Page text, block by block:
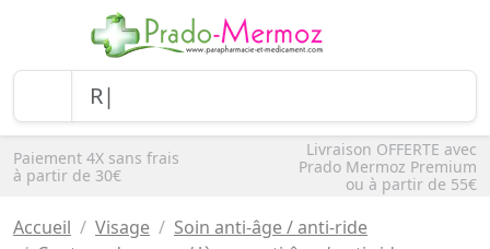
Paiement 4X sans frais
à partir de 30€
Livraison OFFERTE avec
Prado Mermoz Premium
ou à partir de 55€
Accueil Visage
Soin anti-âge / anti-ride